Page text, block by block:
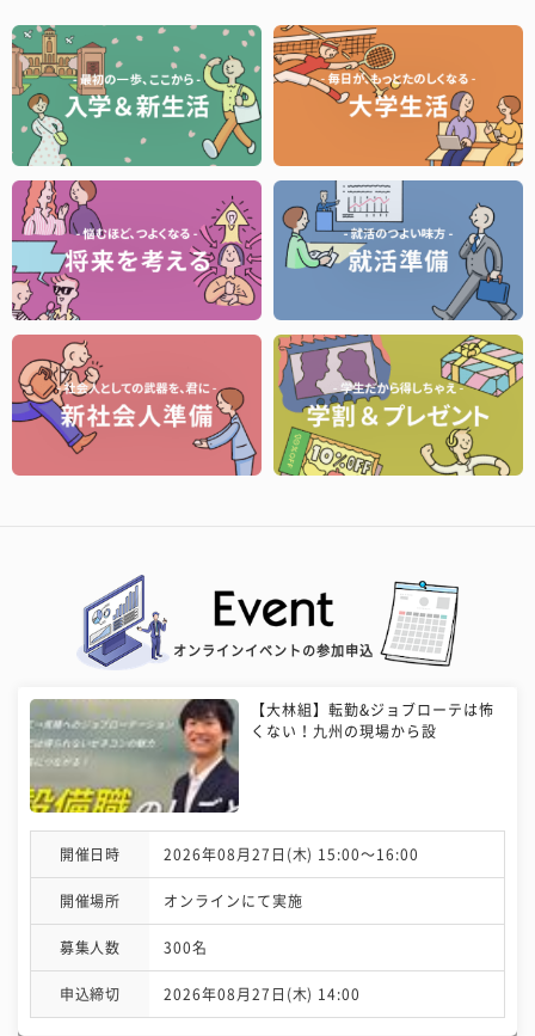
オンラインイベントの参加申込
【大林組】転勤&ジョブローテは怖
くない！九州の現場から設
開催日時 2026年08月27日(木) 15:00〜16:00
開催場所 オンラインにて実施
募集人数 300名
申込締切 2026年08月27日(木) 14:00